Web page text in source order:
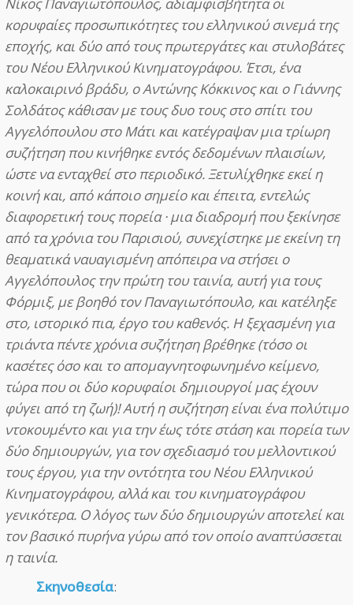
κορυφαίες προσωπικότητες του ελληνικού σινεμά της
εποχής, και δύο από τους πρωτεργάτες και στυλοβάτες
του Νέου Ελληνικού Κινηματογράφου. Έτσι, ένα
καλοκαιρινό βράδυ, ο Αντώνης Κόκκινος και ο Γιάννης
Σολδάτος κάθισαν με τους δυο τους στο σπίτι του
Αγγελόπουλου στο Μάτι και κατέγραψαν μια τρίωρη
συζήτηση που κινήθηκε εντός δεδομένων πλαισίων,
ώστε να ενταχθεί στο περιοδικό. Ξετυλίχθηκε εκεί η
κοινή και, από κάποιο σημείο και έπειτα, εντελώς
διαφορετική τους πορεία · μια διαδρομή που ξεκίνησε
από τα χρόνια του Παρισιού, συνεχίστηκε με εκείνη τη
θεαματικά ναυαγισμένη απόπειρα να στήσει ο
Αγγελόπουλος την πρώτη του ταινία, αυτή για τους
Φόρμιξ, με βοηθό τον Παναγιωτόπουλο, και κατέληξε
στο, ιστορικό πια, έργο του καθενός. Η ξεχασμένη για
τριάντα πέντε χρόνια συζήτηση βρέθηκε (τόσο οι
κασέτες όσο και το απομαγνητοφωνημένο κείμενο,
τώρα που οι δύο κορυφαίοι δημιουργοί μας έχουν
φύγει από τη ζωή)! Αυτή η συζήτηση είναι ένα πολύτιμο
ντοκουμέντο και για την έως τότε στάση και πορεία των
δύο δημιουργών, για τον σχεδιασμό του μελλοντικού
τους έργου, για την οντότητα του Νέου Ελληνικού
Κινηματογράφου, αλλά και του κινηματογράφου
γενικότερα. Ο λόγος των δύο δημιουργών αποτελεί και
τον βασικό πυρήνα γύρω από τον οποίο αναπτύσσεται
η ταινία.
Σκηνοθεσία: